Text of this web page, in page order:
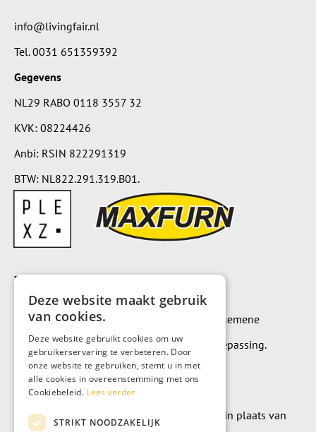
info@livingfair.nl
Tel.0031 651359392
Gegevens
NL29 RABO 0118 3557 32
KVK: 08224426
Anbi: RSIN 822291319
BTW: NL822.291.319.B01.
Voorwaarden
Op alle leveringen en diensten zijn onze algemene
leverings- en betalingsvoorwaarden van toepassing.
Algemene voorwaarden
Wilt u geld doneren? Dat kan uiteraard ook in plaats van
Deze website maakt gebruik
van cookies.
Deze website gebruikt cookies om uw
gebruikerservaring te verbeteren. Door
onze website te gebruiken, stemt u in met
alle cookies in overeenstemming met ons
Cookiebeleid. Lees verder
STRIKT NOODZAKELIJK